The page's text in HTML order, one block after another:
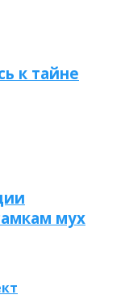
к тайне
мух